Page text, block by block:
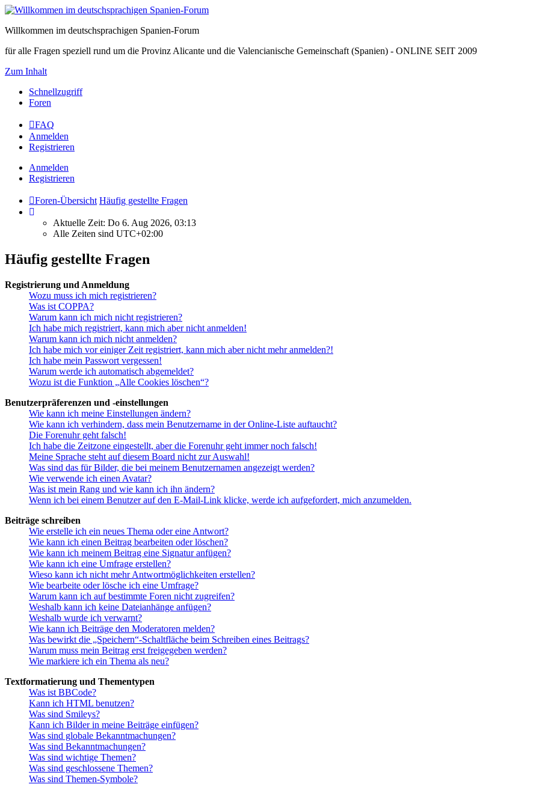
Willkommen im deutschsprachigen Spanien-Forum
für alle Fragen speziell rund um die Provinz Alicante und die Valencianische Gemeinschaft (Spanien) - ONLINE SEIT 2009
Zum Inhalt
Schnellzugriff
Foren
FAQ
Anmelden
Registrieren
Anmelden
Registrieren
Foren-Übersicht Häufig gestellte Fragen
Aktuelle Zeit: Do 6. Aug 2026, 03:13
Alle Zeiten sind UTC+02:00
Häufig gestellte Fragen
Registrierung und Anmeldung
Wozu muss ich mich registrieren?
Was ist COPPA?
Warum kann ich mich nicht registrieren?
Ich habe mich registriert, kann mich aber nicht anmelden!
Warum kann ich mich nicht anmelden?
Ich habe mich vor einiger Zeit registriert, kann mich aber nicht mehr anmelden?!
Ich habe mein Passwort vergessen!
Warum werde ich automatisch abgemeldet?
Wozu ist die Funktion „Alle Cookies löschen“?
Benutzerpräferenzen und -einstellungen
Wie kann ich meine Einstellungen ändern?
Wie kann ich verhindern, dass mein Benutzername in der Online-Liste auftaucht?
Die Forenuhr geht falsch!
Ich habe die Zeitzone eingestellt, aber die Forenuhr geht immer noch falsch!
Meine Sprache steht auf diesem Board nicht zur Auswahl!
Was sind das für Bilder, die bei meinem Benutzernamen angezeigt werden?
Wie verwende ich einen Avatar?
Was ist mein Rang und wie kann ich ihn ändern?
Wenn ich bei einem Benutzer auf den E-Mail-Link klicke, werde ich aufgefordert, mich anzumelden.
Beiträge schreiben
Wie erstelle ich ein neues Thema oder eine Antwort?
Wie kann ich einen Beitrag bearbeiten oder löschen?
Wie kann ich meinem Beitrag eine Signatur anfügen?
Wie kann ich eine Umfrage erstellen?
Wieso kann ich nicht mehr Antwortmöglichkeiten erstellen?
Wie bearbeite oder lösche ich eine Umfrage?
Warum kann ich auf bestimmte Foren nicht zugreifen?
Weshalb kann ich keine Dateianhänge anfügen?
Weshalb wurde ich verwarnt?
Wie kann ich Beiträge den Moderatoren melden?
Was bewirkt die „Speichern“-Schaltfläche beim Schreiben eines Beitrags?
Warum muss mein Beitrag erst freigegeben werden?
Wie markiere ich ein Thema als neu?
Textformatierung und Thementypen
Was ist BBCode?
Kann ich HTML benutzen?
Was sind Smileys?
Kann ich Bilder in meine Beiträge einfügen?
Was sind globale Bekanntmachungen?
Was sind Bekanntmachungen?
Was sind wichtige Themen?
Was sind geschlossene Themen?
Was sind Themen-Symbole?